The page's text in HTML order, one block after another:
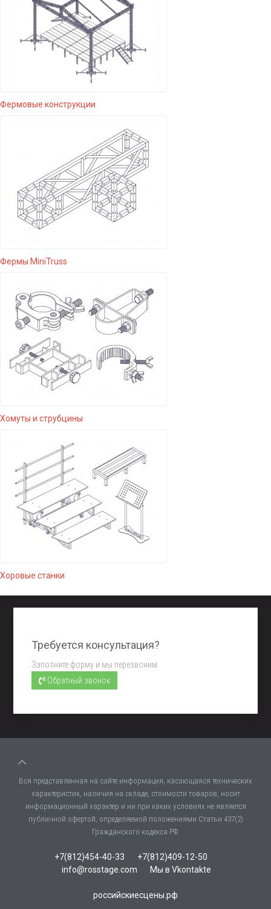
Фермовые конструкции
Фермы MiniTruss
Хомуты и струбцины
Хоровые станки
Требуется консультация?
Заполните форму и мы перезвоним.
Обратный звонок
Вся представленная на сайте информация, касающаяся технических
характеристик, наличия на складе, стоимости товаров, носит
информационный характер и ни при каких условиях не является
публичной офертой, определяемой положениями Статьи 437(2)
Гражданского кодекса РФ.
+7(812)454-40-33
+7(812)409-12-50
info@rosstage.com
Мы в Vkontakte
российскиесцены.рф